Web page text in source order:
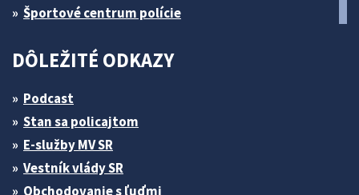
Športové centrum polície
DÔLEŽITÉ ODKAZY
Podcast
Stan sa policajtom
E-služby MV SR
Vestník vlády SR
Obchodovanie s ľuďmi